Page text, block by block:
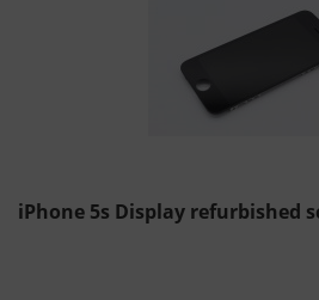
iPhone 5s Display refurbished